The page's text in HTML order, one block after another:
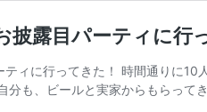
披露目パーティに行
ィに行ってきた！ 時間通りに
分も、ビールと実家からもらっ